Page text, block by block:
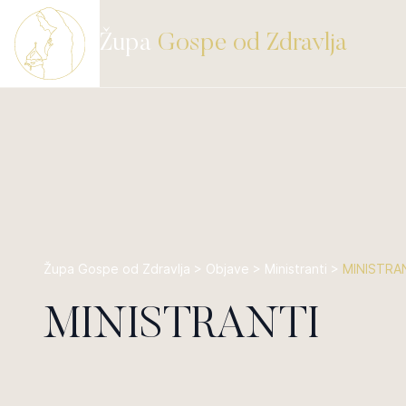
Župa Gospe od Zdravlja
Župa Gospe od Zdravlja > Objave > Ministranti >
MINISTRANTI